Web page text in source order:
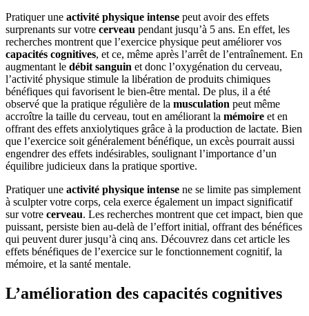
Pratiquer une activité physique intense peut avoir des effets
surprenants sur votre cerveau pendant jusqu’à 5 ans. En effet, les
recherches montrent que l’exercice physique peut améliorer vos
capacités cognitives, et ce, même après l’arrêt de l’entraînement. En
augmentant le débit sanguin et donc l’oxygénation du cerveau,
l’activité physique stimule la libération de produits chimiques
bénéfiques qui favorisent le bien-être mental. De plus, il a été
observé que la pratique régulière de la musculation peut même
accroître la taille du cerveau, tout en améliorant la mémoire et en
offrant des effets anxiolytiques grâce à la production de lactate. Bien
que l’exercice soit généralement bénéfique, un excès pourrait aussi
engendrer des effets indésirables, soulignant l’importance d’un
équilibre judicieux dans la pratique sportive.
Pratiquer une activité physique intense ne se limite pas simplement
à sculpter votre corps, cela exerce également un impact significatif
sur votre cerveau. Les recherches montrent que cet impact, bien que
puissant, persiste bien au-delà de l’effort initial, offrant des bénéfices
qui peuvent durer jusqu’à cinq ans. Découvrez dans cet article les
effets bénéfiques de l’exercice sur le fonctionnement cognitif, la
mémoire, et la santé mentale.
L’amélioration des capacités cognitives